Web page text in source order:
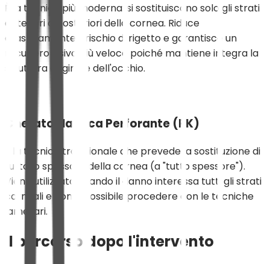
È la tecnica più moderna: si sostituiscono solo gli strati
anteriori o posteriori della cornea. Riduce
drasticamente il rischio di rigetto e garantisce un
recupero visivo più veloce poiché mantiene integra la
struttura originale dell'occhio.
Cheratoplastica Perforante (PK)
È la tecnica tradizionale che prevede la sostituzione di
tutto lo spessore della cornea (a "tutto spessore").
Viene utilizzata quando il danno interessa tutti gli strati
corneali e non è possibile procedere con le tecniche
lamellari.
Il percorso dopo l'intervento